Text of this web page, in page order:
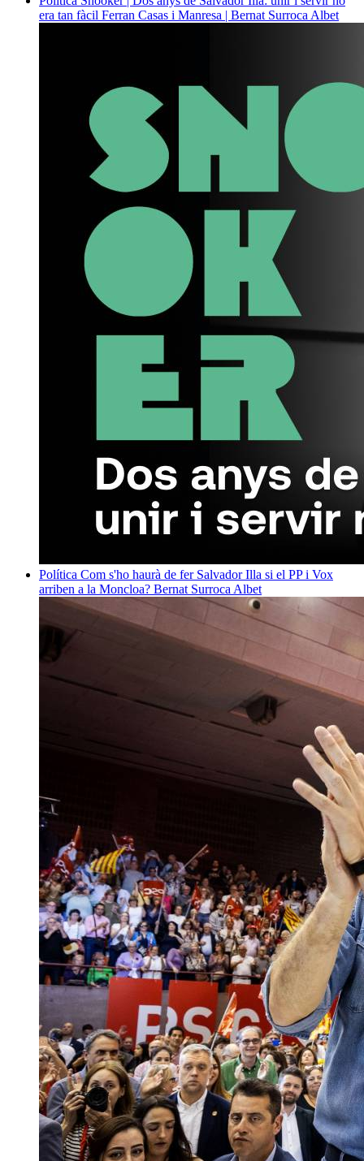
era tan fàcil Ferran Casas i Manresa | Bernat Surroca Albet
Política Com s'ho haurà de fer Salvador Illa si el PP i Vox
arriben a la Moncloa? Bernat Surroca Albet